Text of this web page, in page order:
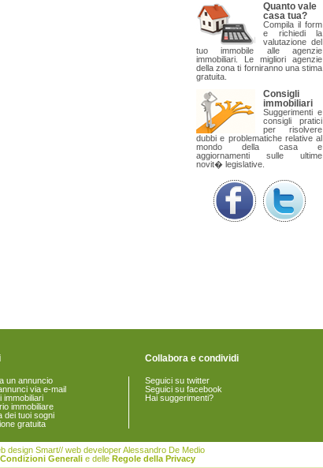
Quanto vale
casa tua?
Compila il form
e richiedi la
valutazione del
tuo immobile alle agenzie
immobiliari. Le migliori agenzie
della zona ti forniranno una stima
gratuita.
Consigli
immobiliari
Suggerimenti e
consigli pratici
per risolvere
dubbi e problematiche relative al
mondo della casa e
aggiornamenti sulle ultime
novit� legislative.
un annuncio
via e-mail
immobiliari
immobiliare
dei tuoi sogni
gratuita
Collabora e condividi
Seguici su twitter
Seguici su facebook
Hai suggerimenti?
design Smart// web developer Alessandro De Medio
Condizioni Generali e delle Regole della Privacy